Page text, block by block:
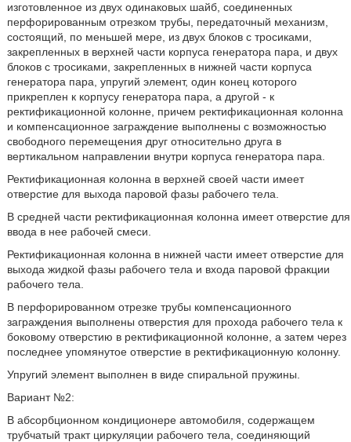
изготовленное из двух одинаковых шайб, соединенных
перфорированным отрезком трубы, передаточный механизм,
состоящий, по меньшей мере, из двух блоков с тросиками,
закрепленных в верхней части корпуса генератора пара, и двух
блоков с тросиками, закрепленных в нижней части корпуса
генератора пара, упругий элемент, один конец которого
прикреплен к корпусу генератора пара, а другой - к
ректификационной колонне, причем ректификационная колонна
и компенсационное заграждение выполнены с возможностью
свободного перемещения друг относительно друга в
вертикальном направлении внутри корпуса генератора пара.
Ректификационная колонна в верхней своей части имеет
отверстие для выхода паровой фазы рабочего тела.
В средней части ректификационная колонна имеет отверстие для
ввода в нее рабочей смеси.
Ректификационная колонна в нижней части имеет отверстие для
выхода жидкой фазы рабочего тела и входа паровой фракции
рабочего тела.
В перфорированном отрезке трубы компенсационного
заграждения выполнены отверстия для прохода рабочего тела к
боковому отверстию в ректификационной колонне, а затем через
последнее упомянутое отверстие в ректификационную колонну.
Упругий элемент выполнен в виде спиральной пружины.
Вариант №2:
В абсорбционном кондиционере автомобиля, содержащем
трубчатый тракт циркуляции рабочего тела, соединяющий